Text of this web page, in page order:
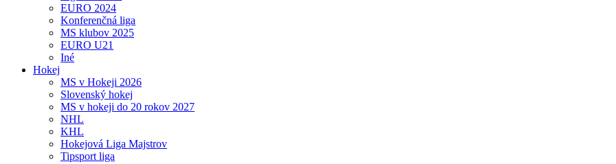
EURO 2024
Konferenčná liga
MS klubov 2025
EURO U21
Iné
Hokej
MS v Hokeji 2026
Slovenský hokej
MS v hokeji do 20 rokov 2027
NHL
KHL
Hokejová Liga Majstrov
Tipsport liga